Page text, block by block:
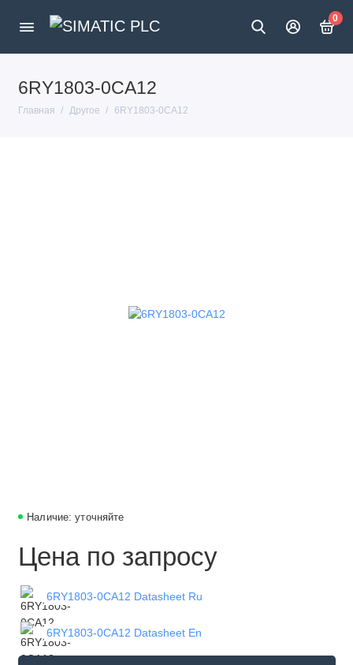
0
6RY1803-0CA12
Главная Другое 6RY1803-0CA12
Наличие: уточняйте
Цена по запросу
6RY1803-0CA12 Datasheet Ru
6RY1803-0CA12 Datasheet En